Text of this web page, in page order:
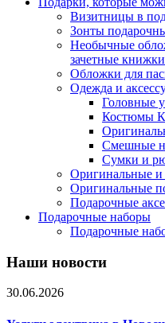
Визитницы в
Зонты
Необычные
зачетные книжки
Обложки для
Одежда и
Головные
Костюмы
Смешные
Сумки и
Оригинальные и
Оригинальные
Подарочные
Подарочные наборы
Подарочные
Наши новости
30.06.2026